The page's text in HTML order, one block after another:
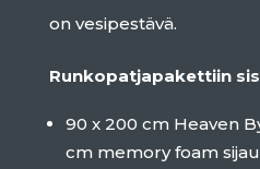
on vesipestävä.
Runkopatjapakettiin
90 x 200 cm Heaven
cm memory foam